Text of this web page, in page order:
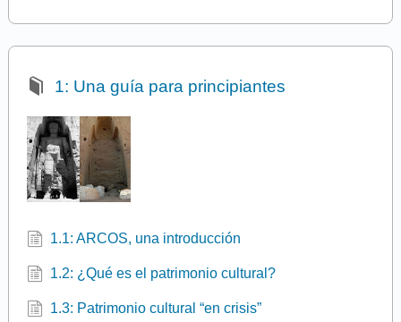
1: Una guía para principiantes
1.1: ARCOS, una introducción
1.2: ¿Qué es el patrimonio cultural?
1.3: Patrimonio cultural “en crisis”